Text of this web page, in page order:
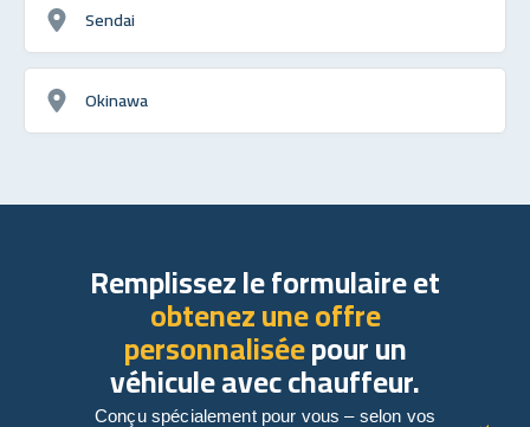
Sendai
Okinawa
Remplissez le formulaire et
obtenez une offre
personnaliséepour un
véhicule avec chauffeur.
Conçu spécialement pour vous – selon vos